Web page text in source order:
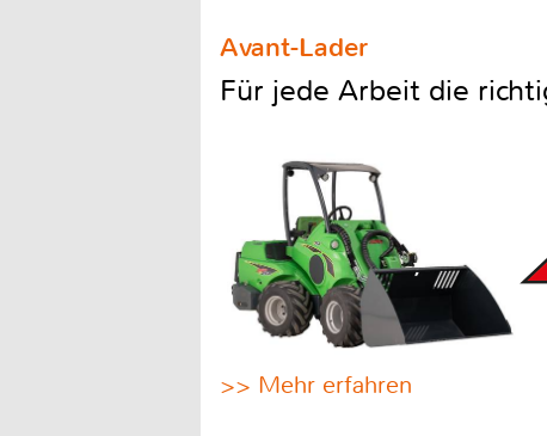
Avant-Lader
Für jede Arbeit die
>> Mehr erfahren